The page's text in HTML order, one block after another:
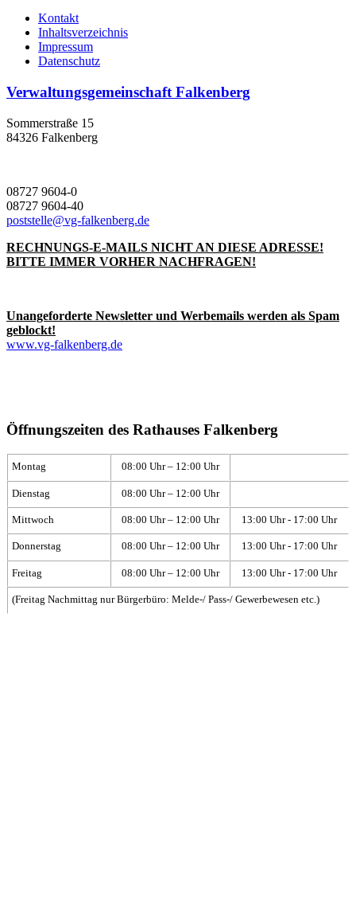
Kontakt
Inhaltsverzeichnis
Impressum
Datenschutz
Verwaltungsgemeinschaft Falkenberg
Sommerstraße 15
84326 Falkenberg
08727 9604-0
08727 9604-40
poststelle@vg-falkenberg.de
RECHNUNGS-E-MAILS NICHT AN DIESE ADRESSE!
BITTE IMMER VORHER NACHFRAGEN!
Unangeforderte Newsletter und Werbemails werden als Spam
geblockt!
www.vg-falkenberg.de
Öffnungszeiten des Rathauses Falkenberg
Montag 08:00 Uhr – 12:00 Uhr
Dienstag 08:00 Uhr – 12:00 Uhr
Mittwoch 08:00 Uhr – 12:00 Uhr 13:00 Uhr - 17:00 Uhr
Donnerstag 08:00 Uhr – 12:00 Uhr 13:00 Uhr - 17:00 Uhr
Freitag 08:00 Uhr – 12:00 Uhr 13:00 Uhr - 17:00 Uhr
(Freitag Nachmittag nur Bürgerbüro: Melde-/ Pass-/ Gewerbewesen etc.)